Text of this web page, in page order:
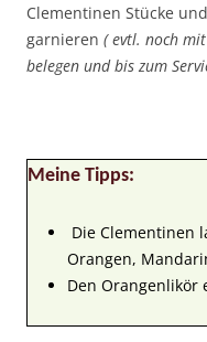
Clementinen Stücke
garnieren ( evtl. noch
belegen und bis zum
Meine Tipps:
Die Clementinen
Orangen,
Den Orangenlikör